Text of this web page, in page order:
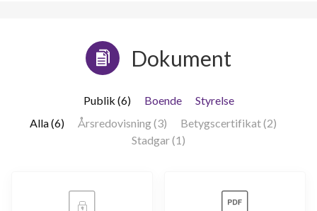
lägenheter
Dokument
Publik (6) Boende
Styrelse
Alla (6)
Årsredovisning (3)
Betygscertifikat (2)
Stadgar (1)